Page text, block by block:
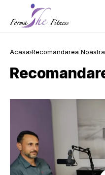
Acasa Recomandarea Noastra